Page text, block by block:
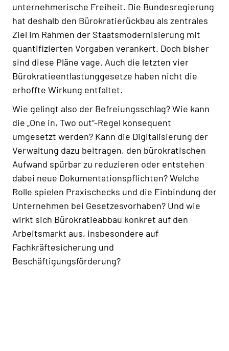
unternehmerische Freiheit. Die Bundesregierung
hat deshalb den Bürokratierückbau als zentrales
Ziel im Rahmen der Staatsmodernisierung mit
quantifizierten Vorgaben verankert. Doch bisher
sind diese Pläne vage. Auch die letzten vier
Bürokratieentlastunggesetze haben nicht die
erhoffte Wirkung entfaltet.
Wie gelingt also der Befreiungsschlag? Wie kann
die „One in, Two out“-Regel konsequent
umgesetzt werden? Kann die Digitalisierung der
Verwaltung dazu beitragen, den bürokratischen
Aufwand spürbar zu reduzieren oder entstehen
dabei neue Dokumentationspflichten? Welche
Rolle spielen Praxischecks und die Einbindung der
Unternehmen bei Gesetzesvorhaben? Und wie
wirkt sich Bürokratieabbau konkret auf den
Arbeitsmarkt aus, insbesondere auf
Fachkräftesicherung und
Beschäftigungsförderung?